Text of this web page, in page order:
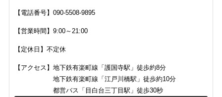
【電話番号】090-5508-9895
【営業時間】 9:00～21:00
【定休日】不定休
【アクセス】 地下鉄有楽町線「護国寺駅」徒歩約8分
地下鉄有楽町線「江戸川橋駅」徒歩約10分
都営バス「目白台三丁目駅」徒歩30秒